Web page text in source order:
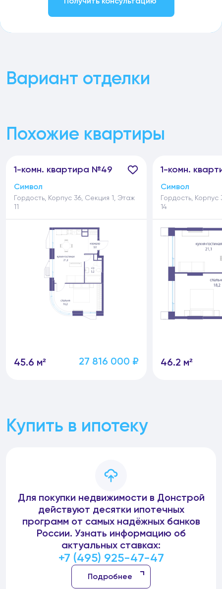
Вариант отделки
Похожие квартиры
1-комн. квартира №49
Символ
Гордость, Корпус 36, Секция 1, Этаж
11
45.6 м² 27 816 000 ₽
1-комн.
Символ
Гордость,
14
46.2 м²
Купить в ипотеку
Для покупки недвижимости в Донстрой
действуют десятки ипотечных
программ от самых надёжных банков
России. Узнать информацию об
актуальных ставках:
+7 (495) 925-47-47
Подробнее